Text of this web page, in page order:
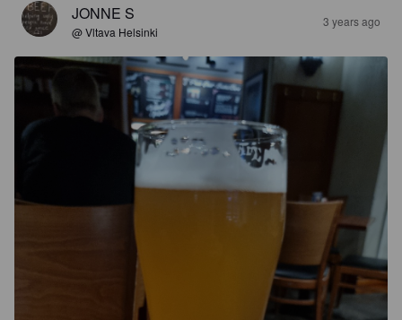
JONNE S
@ Vltava Helsinki
3 years ago